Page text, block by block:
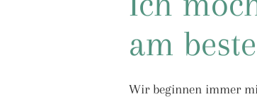
am
Wir beginnen immer